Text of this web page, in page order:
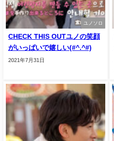
ユノソロ
CHECK THIS OUTユノの笑顔
がいっぱいで嬉しい(#^.^#)
2021年7月31日